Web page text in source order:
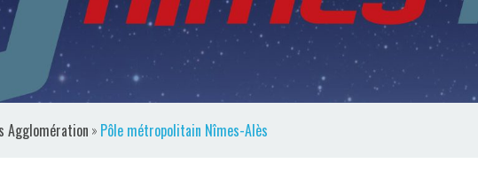
Agglomération » Pôle métropolitain Nîmes-Alès